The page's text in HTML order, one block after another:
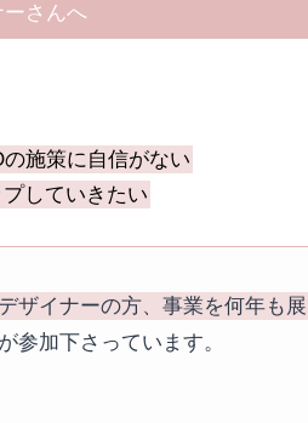
さんへ
の施策に自信がない
していきたい
ザイナーの方、事業を何年も
参加下さっています。